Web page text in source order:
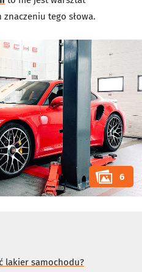
tego słowa.
6
lakier samochodu?